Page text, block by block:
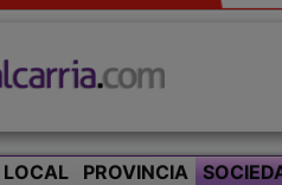
LOCAL PROVINCIA